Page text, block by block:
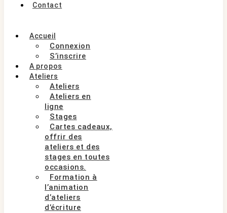
Contact
Accueil
Connexion
S’inscrire
A propos
Ateliers
Ateliers
Ateliers en
ligne
Stages
Cartes cadeaux,
offrir des
ateliers et des
stages en toutes
occasions.
Formation à
l’animation
d’ateliers
d’écriture